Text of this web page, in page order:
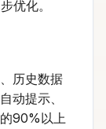
优化。
历史数据
动提示、
90%以上